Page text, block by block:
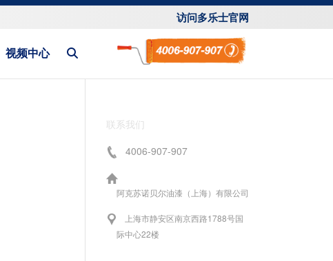
访问多乐士官网
视频中心
联系我们
4006-907-907
阿克苏诺贝尔油漆（上海）有限公司
上海市静安区南京西路1788号国
际中心22楼